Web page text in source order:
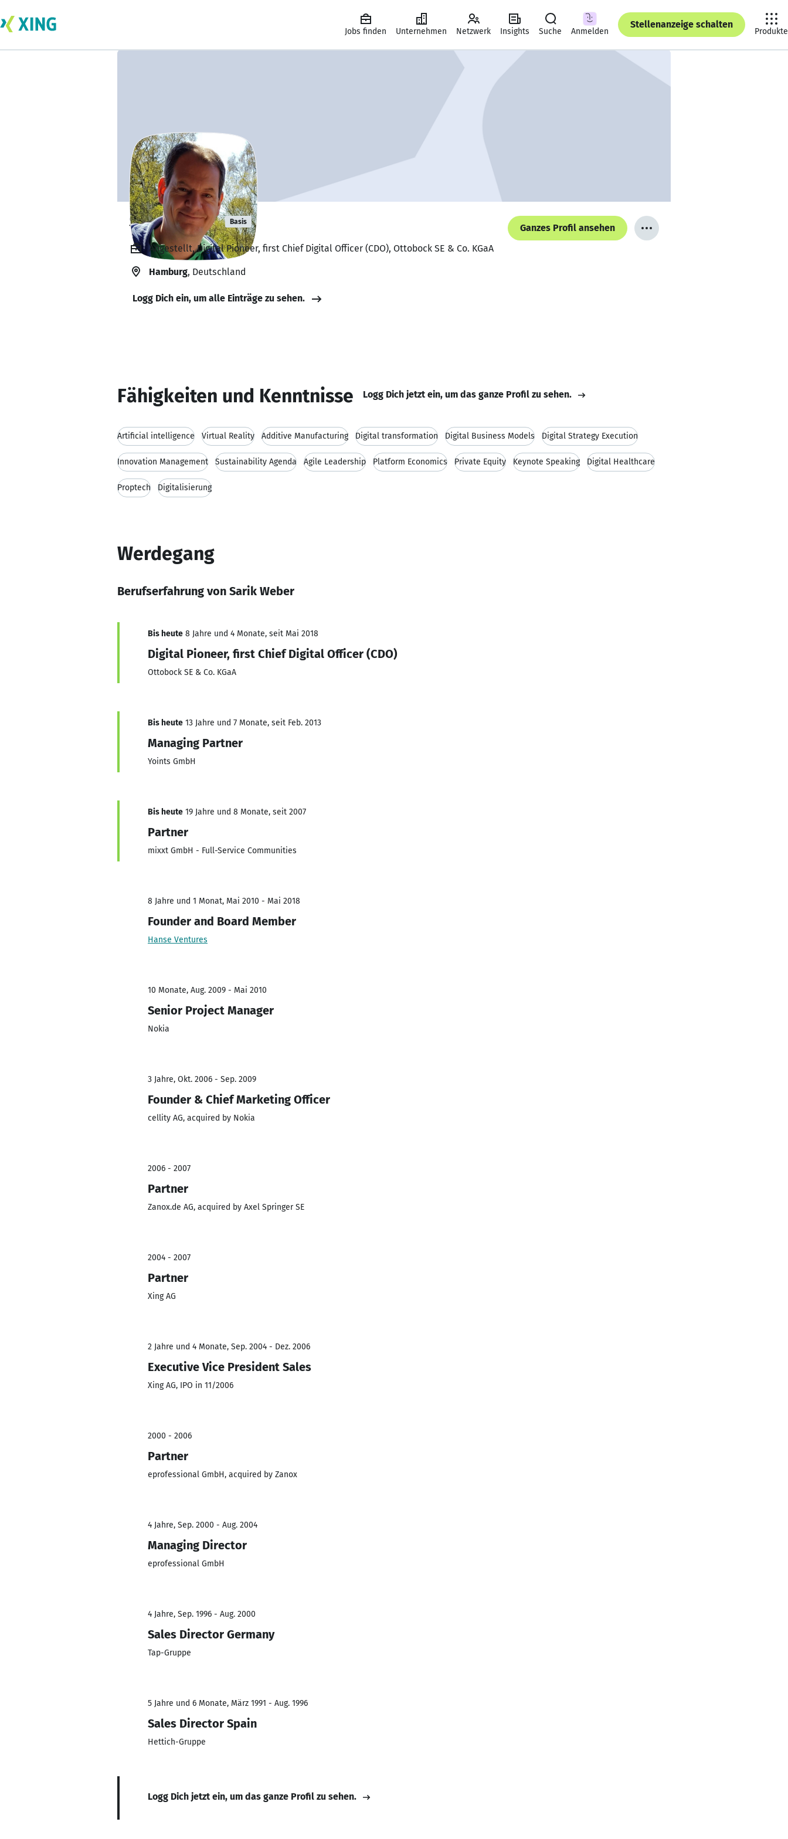
Jobs finden Unternehmen Netzwerk Insights Suche Anmelden
Stellenanzeige schalten
Produkte
Sarik Weber Basis
Ganzes Profil ansehen
Angestellt, Digital Pioneer, first Chief Digital Officer (CDO), Ottobock SE & Co. KGaA
Hamburg, Deutschland
Logg Dich ein, um alle Einträge zu sehen.
Fähigkeiten und Kenntnisse Logg Dich jetzt ein, um das ganze Profil zu sehen.
Artificial intelligence Virtual Reality Additive Manufacturing Digital transformation Digital Business Models Digital Strategy Execution
Innovation Management Sustainability Agenda Agile Leadership Platform Economics Private Equity Keynote Speaking Digital Healthcare
Proptech Digitalisierung
Werdegang
Berufserfahrung von Sarik Weber
Bis heute 8 Jahre und 4 Monate, seit Mai 2018
Digital Pioneer, first Chief Digital Officer (CDO)
Ottobock SE & Co. KGaA
Bis heute 13 Jahre und 7 Monate, seit Feb. 2013
Managing Partner
Yoints GmbH
Bis heute 19 Jahre und 8 Monate, seit 2007
Partner
mixxt GmbH - Full-Service Communities
8 Jahre und 1 Monat, Mai 2010 - Mai 2018
Founder and Board Member
Hanse Ventures
10 Monate, Aug. 2009 - Mai 2010
Senior Project Manager
Nokia
3 Jahre, Okt. 2006 - Sep. 2009
Founder & Chief Marketing Officer
cellity AG, acquired by Nokia
2006 - 2007
Partner
Zanox.de AG, acquired by Axel Springer SE
2004 - 2007
Partner
Xing AG
2 Jahre und 4 Monate, Sep. 2004 - Dez. 2006
Executive Vice President Sales
Xing AG, IPO in 11/2006
2000 - 2006
Partner
eprofessional GmbH, acquired by Zanox
4 Jahre, Sep. 2000 - Aug. 2004
Managing Director
eprofessional GmbH
4 Jahre, Sep. 1996 - Aug. 2000
Sales Director Germany
Tap-Gruppe
5 Jahre und 6 Monate, März 1991 - Aug. 1996
Sales Director Spain
Hettich-Gruppe
Logg Dich jetzt ein, um das ganze Profil zu sehen.